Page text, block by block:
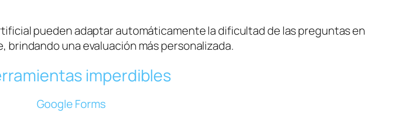
pueden adaptar automáticamente la dificultad de las preguntas en
una evaluación más personalizada.
imperdibles
Google Forms